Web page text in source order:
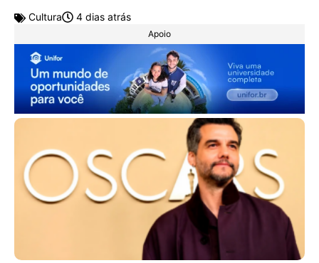
Cultura 4 dias atrás
Apoio